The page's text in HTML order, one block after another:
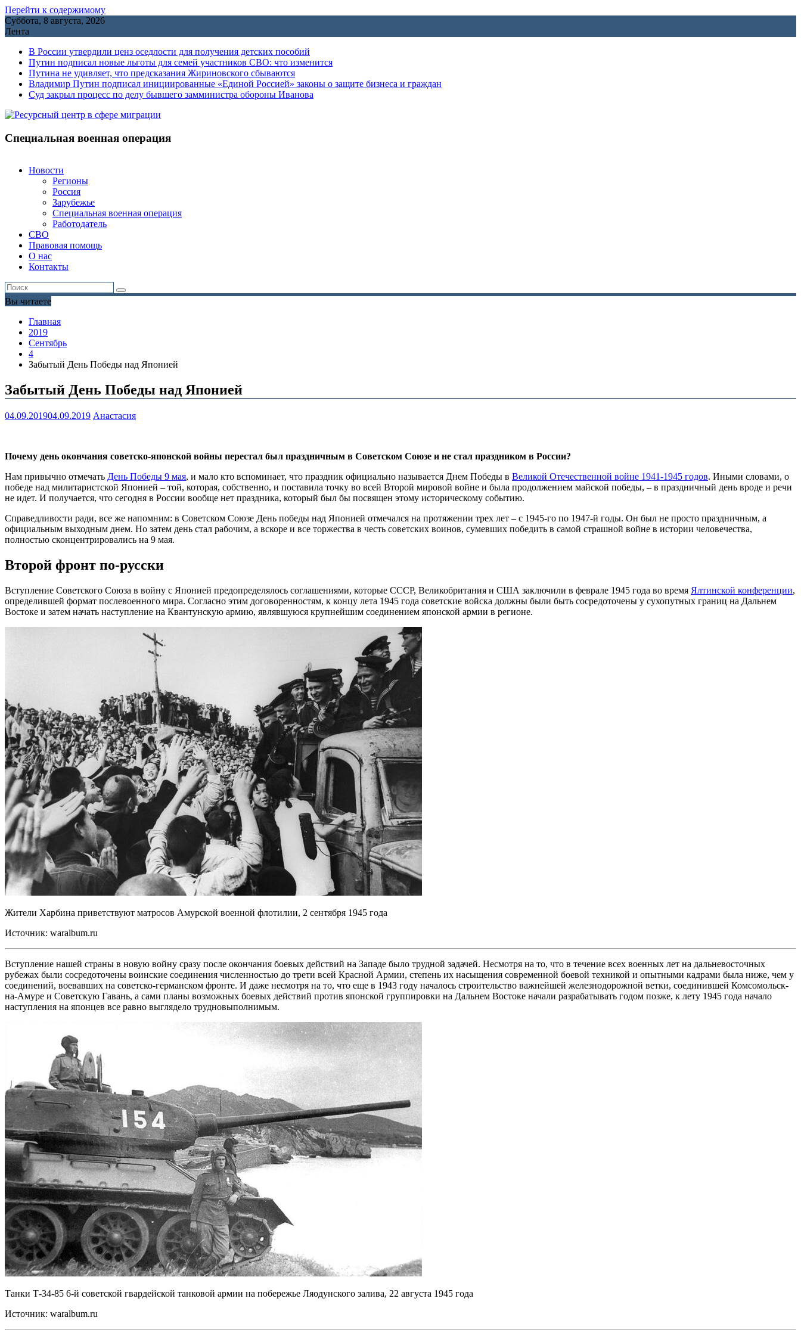
Перейти к содержимому
Суббота, 8 августа, 2026
Лента
В России утвердили ценз оседлости для получения детских пособий
Путин подписал новые льготы для семей участников СВО: что изменится
Путина не удивляет, что предсказания Жириновского сбываются
Владимир Путин подписал инициированные «Единой Россией» законы о защите бизнеса и граждан
Cуд закрыл процесс по делу бывшего замминистра обороны Иванова
Специальная военная операция
Новости
Регионы
Россия
Зарубежье
Специальная военная операция
Работодатель
СВО
Правовая помощь
О нас
Контакты
Вы читаете
Главная
2019
Сентябрь
4
Забытый День Победы над Японией
Забытый День Победы над Японией
04.09.201904.09.2019 Анастасия
Почему день окончания советско-японской войны перестал был праздничным в Советском Союзе и не стал праздником в России?
Нам привычно отмечать День Победы 9 мая, и мало кто вспоминает, что праздник официально называется Днем Победы в Великой Отечественной войне 1941-1945 годов. Иными словами, о
победе над милитаристской Японией – той, которая, собственно, и поставила точку во всей Второй мировой войне и была продолжением майской победы, – в праздничный день вроде и речи
не идет. И получается, что сегодня в России вообще нет праздника, который был бы посвящен этому историческому событию.
Справедливости ради, все же напомним: в Советском Союзе День победы над Японией отмечался на протяжении трех лет – с 1945-го по 1947-й годы. Он был не просто праздничным, а
официальным выходным днем. Но затем день стал рабочим, а вскоре и все торжества в честь советских воинов, сумевших победить в самой страшной войне в истории человечества,
полностью сконцентрировались на 9 мая.
Второй фронт по-русски
Вступление Советского Союза в войну с Японией предопределялось соглашениями, которые СССР, Великобритания и США заключили в феврале 1945 года во время Ялтинской конференции,
определившей формат послевоенного мира. Согласно этим договоренностям, к концу лета 1945 года советские войска должны были быть сосредоточены у сухопутных границ на Дальнем
Востоке и затем начать наступление на Квантунскую армию, являвшуюся крупнейшим соединением японской армии в регионе.
Жители Харбина приветствуют матросов Амурской военной флотилии, 2 сентября 1945 года
Источник: waralbum.ru
Вступление нашей страны в новую войну сразу после окончания боевых действий на Западе было трудной задачей. Несмотря на то, что в течение всех военных лет на дальневосточных
рубежах были сосредоточены воинские соединения численностью до трети всей Красной Армии, степень их насыщения современной боевой техникой и опытными кадрами была ниже, чем у
соединений, воевавших на советско-германском фронте. И даже несмотря на то, что еще в 1943 году началось строительство важнейшей железнодорожной ветки, соединившей Комсомольск-
на-Амуре и Советскую Гавань, а сами планы возможных боевых действий против японской группировки на Дальнем Востоке начали разрабатывать годом позже, к лету 1945 года начало
наступления на японцев все равно выглядело трудновыполнимым.
Танки Т-34-85 6-й советской гвардейской танковой армии на побережье Ляодунского залива, 22 августа 1945 года
Источник: waralbum.ru